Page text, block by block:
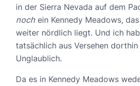
in der Sierra Nevada auf dem
noch ein Kennedy Meadows,
weiter nördlich liegt. Und ich
tatsächlich aus Versehen
Unglaublich.
Da es in Kennedy Meadows